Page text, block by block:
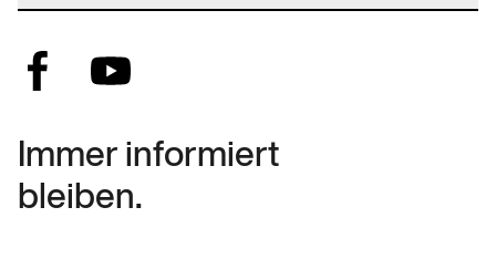
Immer informiert
bleiben.